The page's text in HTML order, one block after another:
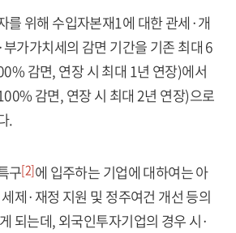
를 위해 수입자본재1에 대한 관세·개
가가치세의 감면 기간을 기존 최대 6
감면, 연장 시 최대 1년 연장)에서
감면, 연장 시 최대 2년 연장)으로
.
구[2]에 입주하는 기업에 대하여는 아
제·재정 지원 및 정주여건 개선 등의
되는데, 외국인투자기업의 경우 시·